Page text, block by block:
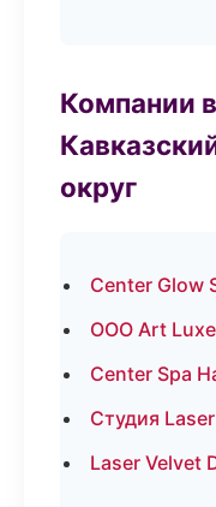
Компании
округ
Center Glow
ООО Art
Center Spa
Студия
Laser Velvet